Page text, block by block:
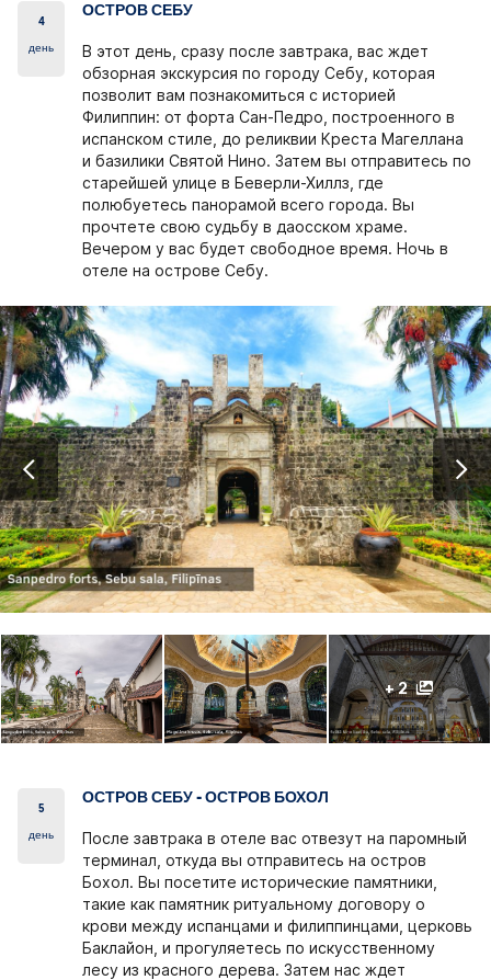
4
день
ОСТРОВ СЕБУ
В этот день, сразу после завтрака, вас ждет
обзорная экскурсия по городу Себу, которая
позволит вам познакомиться с историей
Филиппин: от форта Сан-Педро, построенного в
испанском стиле, до реликвии Креста Магеллана
и базилики Святой Нино. Затем вы отправитесь по
старейшей улице в Беверли-Хиллз, где
полюбуетесь панорамой всего города. Вы
прочтете свою судьбу в даосском храме.
Вечером у вас будет свободное время. Ночь в
отеле на острове Себу.
+ 2
5
день
ОСТРОВ СЕБУ - ОСТРОВ БОХОЛ
После завтрака в отеле вас отвезут на паромный
терминал, откуда вы отправитесь на остров
Бохол. Вы посетите исторические памятники,
такие как памятник ритуальному договору о
крови между испанцами и филиппинцами, церковь
Баклайон, и прогуляетесь по искусственному
лесу из красного дерева. Затем нас ждет